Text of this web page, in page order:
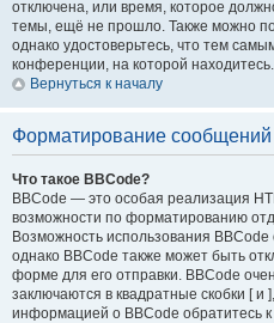
отключена, или время, которое
темы, ещё не прошло. Также можно
однако удостоверьтесь, что тем
конференции, на которой находитесь.
Вернуться к началу
Форматирование
Что такое BBCode?
BBCode — это особая реализация
возможности по форматированию
Возможность использования
однако BBCode также может быть
форме для его отправки. BBCode
заключаются в квадратные скобки [ и
информацией о BBCode обратитесь